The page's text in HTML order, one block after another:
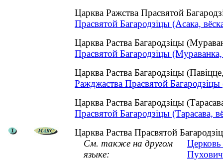
Царква Ражства Прасвятой
Прасвятой Багародзіцы (Асака,
Царква Раства Багародзіцы
Прасвятой Багародзіцы
Царква Раства Багародзіцы
Ражджаства Прасвятой
Царква Раства Багародзіцы
Прасвятой Багародзіцы (Тарасава,
Царква Раства Прасвятой
См. также на другом
языке: